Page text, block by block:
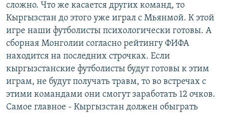
сложно. Что же касается других команд, то
Кыргызстан до этого уже играл с Мьянмой. К этой
игре наши футболисты психологически готовы. А
сборная Монголии согласно рейтингу ФИФА
находится на последних строчках. Если
кыргызстанские футболисты будут готовы к этим
играм, не будут получать травм, то во встречах с
этими командами они смогут заработать 12 очков.
Самое главное - Кыргызстан должен обыграть